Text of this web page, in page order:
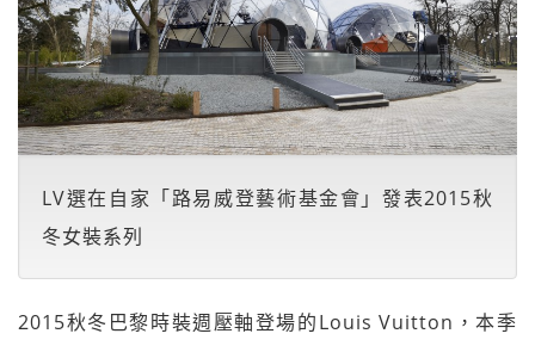
LV選在自家「路易威登藝術基金會」發表2015秋
冬女裝系列
2015秋冬巴黎時裝週壓軸登場的Louis Vuitton，本季